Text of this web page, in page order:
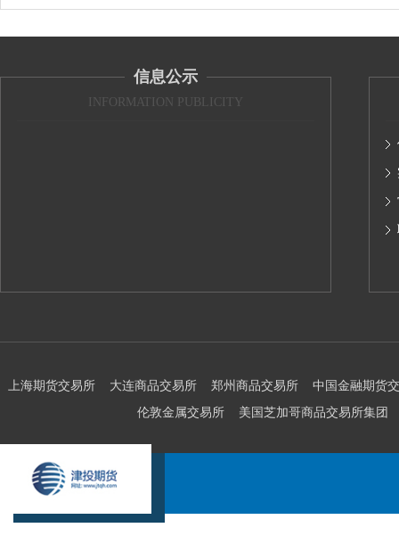
信息公示
INFORMATION PUBLICITY
上海期货交易所 大连商品交易所 郑州商品交易所
中国金融期货
伦敦金属交易所
美国芝加哥商品交易所集团